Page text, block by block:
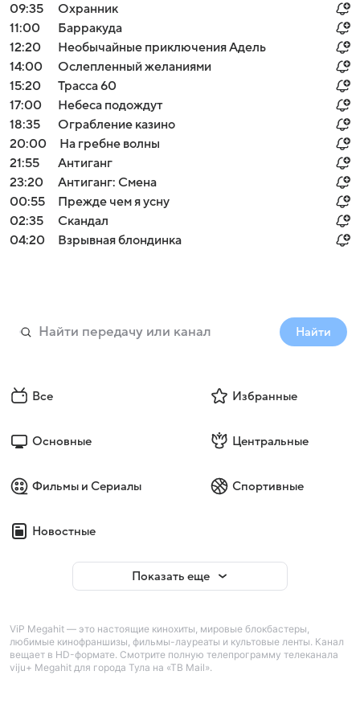
09:35
Охранник
11:00
Барракуда
12:20
Необычайные приключения Адель
14:00
Ослепленный желаниями
15:20
Трасса 60
17:00
Небеса подождут
18:35
Ограбление казино
20:00
На гребне волны
21:55
Антиганг
23:20
Антиганг: Смена
00:55
Прежде чем я усну
02:35
Скандал
04:20
Взрывная блондинка
Найти
Все Избранные
Основные Центральные
Фильмы и Сериалы Спортивные
Новостные
Показать еще
ViP Megahit — это настоящие кинохиты, мировые блокбастеры,
любимые кинофраншизы, фильмы-лауреаты и культовые ленты. Канал
вещает в HD-формате. Смотрите полную телепрограмму телеканала
viju+ Megahit для города Тула на «ТВ Mail».